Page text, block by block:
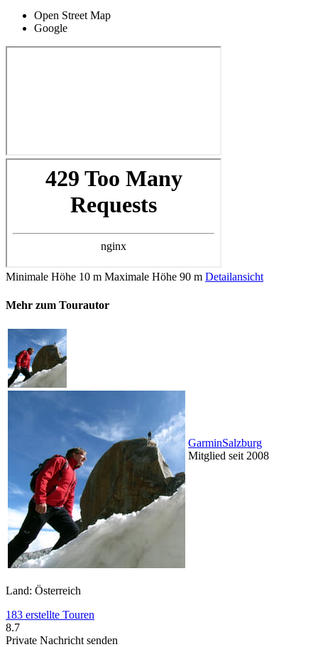
Open Street Map
Google
Minimale Höhe 10 m Maximale Höhe 90 m Detailansicht
Mehr zum Tourautor
GarminSalzburg
Mitglied seit 2008
Land: Österreich
183 erstellte Touren
8.7
Private Nachricht senden